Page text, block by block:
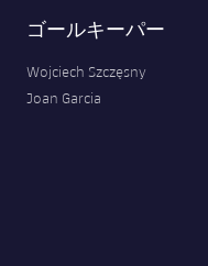
ゴールキーパー
Wojciech Szczęsny
Joan Garcia